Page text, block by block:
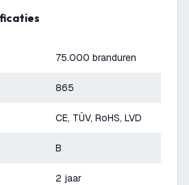
75.000 branduren
865
CE, TÜV, RoHS, LVD
B
2 jaar